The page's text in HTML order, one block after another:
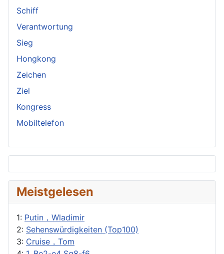
Schiff
Verantwortung
Sieg
Hongkong
Zeichen
Ziel
Kongress
Mobiltelefon
Meistgelesen
1: Putin，Wladimir
2: Sehenswürdigkeiten (Top100)
3: Cruise，Tom